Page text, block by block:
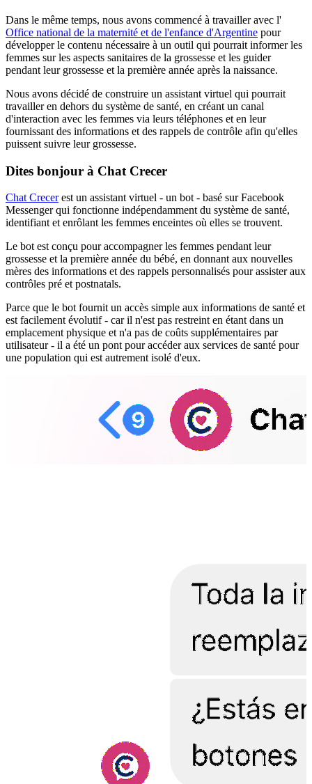
Dans le même temps, nous avons commencé à travailler avec l'
Office national de la maternité et de l'enfance d'Argentine pour
développer le contenu nécessaire à un outil qui pourrait informer les
femmes sur les aspects sanitaires de la grossesse et les guider
pendant leur grossesse et la première année après la naissance.
Nous avons décidé de construire un assistant virtuel qui pourrait
travailler en dehors du système de santé, en créant un canal
d'interaction avec les femmes via leurs téléphones et en leur
fournissant des informations et des rappels de contrôle afin qu'elles
puissent suivre leur grossesse.
Dites bonjour à Chat Crecer
Chat Crecerest un assistant virtuel - un bot - basé sur Facebook
Messenger qui fonctionne indépendamment du système de santé,
identifiant et enrôlant les femmes enceintes où elles se trouvent.
Le bot est conçu pour accompagner les femmes pendant leur
grossesse et la première année du bébé, en donnant aux nouvelles
mères des informations et des rappels personnalisés pour assister aux
contrôles pré et postnatals.
Parce que le bot fournit un accès simple aux informations de santé et
est facilement évolutif - car il n'est pas restreint en étant dans un
emplacement physique et n'a pas de coûts supplémentaires par
utilisateur - il a été un pont pour accéder aux services de santé pour
une population qui est autrement isolé d'eux.